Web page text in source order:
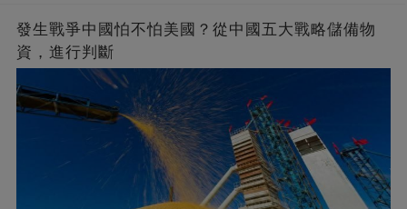
發生戰爭中國怕不怕美國？從中國五大戰略儲備物
資，進行判斷